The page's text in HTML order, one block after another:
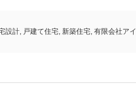
設計 戸建て住宅 新築住宅 有限会社ア